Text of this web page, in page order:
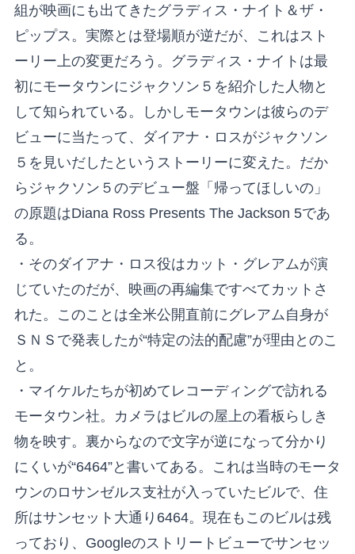
組が映画にも出てきたグラディス・ナイト＆ザ・
ピップス。実際とは登場順が逆だが、これはスト
ーリー上の変更だろう。グラディス・ナイトは最
初にモータウンにジャクソン５を紹介した人物と
して知られている。しかしモータウンは彼らのデ
ビューに当たって、ダイアナ・ロスがジャクソン
５を見いだしたというストーリーに変えた。だか
らジャクソン５のデビュー盤「帰ってほしいの」
の原題はDiana Ross Presents The Jackson 5であ
る。
・そのダイアナ・ロス役はカット・グレアムが演
じていたのだが、映画の再編集ですべてカットさ
れた。このことは全米公開直前にグレアム自身が
ＳＮＳで発表したが“特定の法的配慮”が理由とのこ
と。
・マイケルたちが初めてレコーディングで訪れる
モータウン社。カメラはビルの屋上の看板らしき
物を映す。裏からなので文字が逆になって分かり
にくいが“6464”と書いてある。これは当時のモータ
ウンのロサンゼルス支社が入っていたビルで、住
所はサンセット大通り6464。現在もこのビルは残
っており、Googleのストリートビューでサンセッ